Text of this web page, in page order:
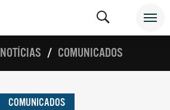
NOTÍCIAS COMUNICADOS
COMUNICADOS